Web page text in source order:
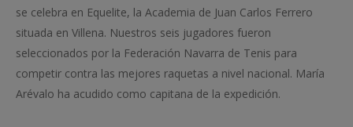
se celebra en Equelite, la Academia de Juan Carlos Ferrero
situada en Villena. Nuestros seis jugadores fueron
seleccionados por la Federación Navarra de Tenis para
competir contra las mejores raquetas a nivel nacional. María
Arévalo ha acudido como capitana de la expedición.